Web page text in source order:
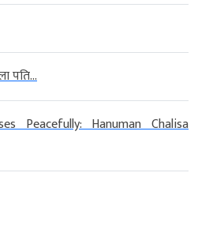
पति...
Peacefully: Hanuman Chalisa